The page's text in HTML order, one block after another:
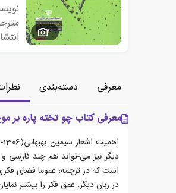
2
معرفی دسته‌بندی
معرفی کتاب چو تخته پاره بر
دیگر نیز می-تواند هم چند
است که در ترجمه، عموما فضای
در زبان دیگر، عمق فکر را بیشتر